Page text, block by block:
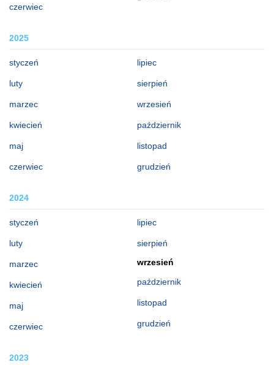
czerwiec
2025
styczeń
luty
marzec
kwiecień
maj
czerwiec
lipiec
sierpień
wrzesień
październik
listopad
grudzień
2024
styczeń
luty
marzec
kwiecień
maj
czerwiec
lipiec
sierpień
wrzesień
październik
listopad
grudzień
2023